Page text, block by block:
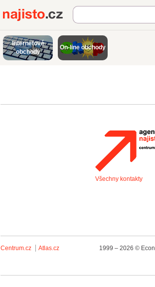
Najisto.cz
Internetové
obchody
On-line obchody
Všechny kontakty
Centrum.cz Atlas.cz 1999 – 2026 ©